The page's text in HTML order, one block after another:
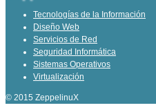
Tecnologías de la Información
Diseño Web
Servicios de Red
Seguridad Informática
Sistemas Operativos
Virtualización
© 2015 ZeppelinuX